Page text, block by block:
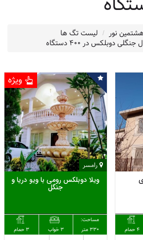
نور
لیست تگ ها
دوبلکس در 400 دستگاه
4 حمام
رامسر
ویژه
ویلا دوبلکس رومی با ویو دریا و
جنگل
مساحت:
330 متر
3 خواب 3 حمام